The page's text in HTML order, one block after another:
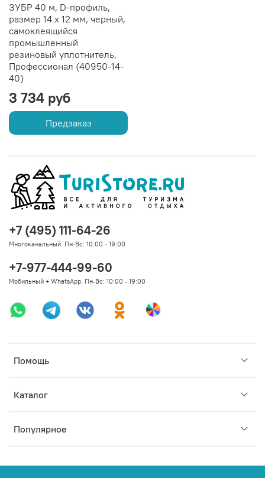
ЗУБР 40 м, D-профиль,
размер 14 х 12 мм, черный,
самоклеящийся
промышленный
резиновый уплотнитель,
Профессионал (40950-14-
40)
3 734 руб
Предзаказ
Помощь
Каталог
Популярное
+7 (495) 111-64-26
Многоканальный. Пн-Вс: 10:00 - 19:00
+7-977-444-99-60
Мобильный + WhatsApp. Пн-Вс: 10:00 - 19:00